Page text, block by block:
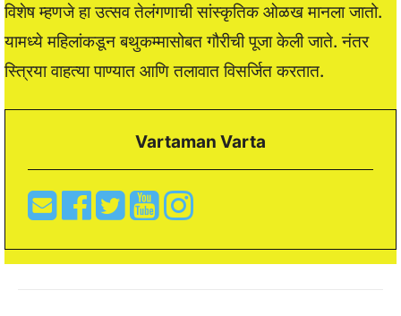
विशेष म्हणजे हा उत्सव तेलंगणाची सांस्कृतिक ओळख मानला जातो.
यामध्ये महिलांकडून बथुकम्मासोबत गौरीची पूजा केली जाते. नंतर
स्त्रिया वाहत्या पाण्यात आणि तलावात विसर्जित करतात.
Vartaman Varta